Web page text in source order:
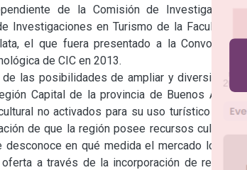
de la Comisión de Investigaciones
en Turismo de la Facultad de
el que fuera presentado a la Convocatoria
de CIC en 2013.
las posibilidades de ampliar y diversificar la
Capital de la provincia de Buenos Aires a
no activados para su uso turístico o bien
de que la región posee recursos culturales
en qué medida el mercado local es
a través de la incorporación de recursos